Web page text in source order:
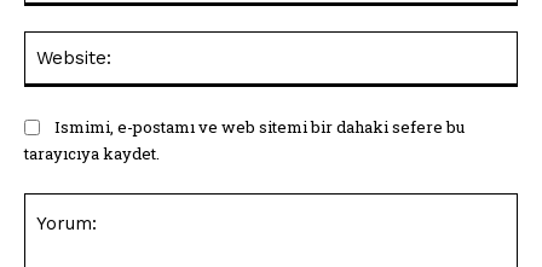
Ismimi, e-postamı ve web sitemi bir dahaki sefere bu
tarayıcıya kaydet.